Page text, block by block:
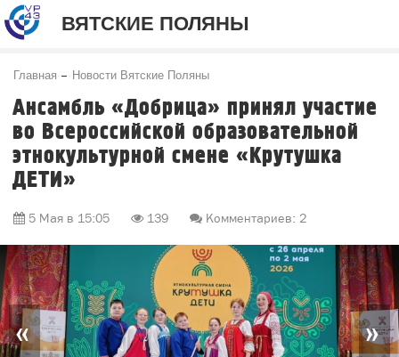
ВЯТСКИЕ ПОЛЯНЫ
Главная Новости Вятские Поляны
Ансамбль «Добрица» принял участие
во Всероссийской образовательной
этнокультурной смене «Крутушка
ДЕТИ»
5 Мая в 15:05 139 Комментариев: 2
« »